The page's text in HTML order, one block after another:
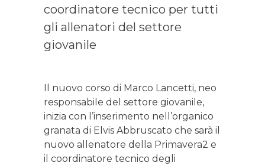
coordinatore tecnico per tutti
gli allenatori del settore
giovanile
Il nuovo corso di Marco Lancetti, neo
responsabile del settore giovanile,
inizia con l’inserimento nell’organico
granata di Elvis Abbruscato che sarà il
nuovo allenatore della Primavera2 e
il coordinatore tecnico degli